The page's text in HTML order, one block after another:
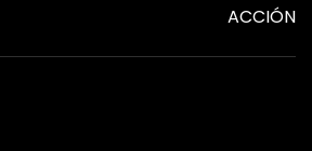
ACCIÓN